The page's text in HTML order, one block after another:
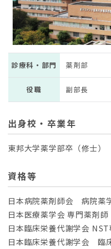
診療科・部門 薬剤部
役職 副部長
出身校・卒業年
東邦大学薬学部卒（修士）
資格等
日本病院薬剤師会 病院薬
日本医療薬学会 専門薬剤師
日本臨床栄養代謝学会
日本臨床栄養代謝学会 臨